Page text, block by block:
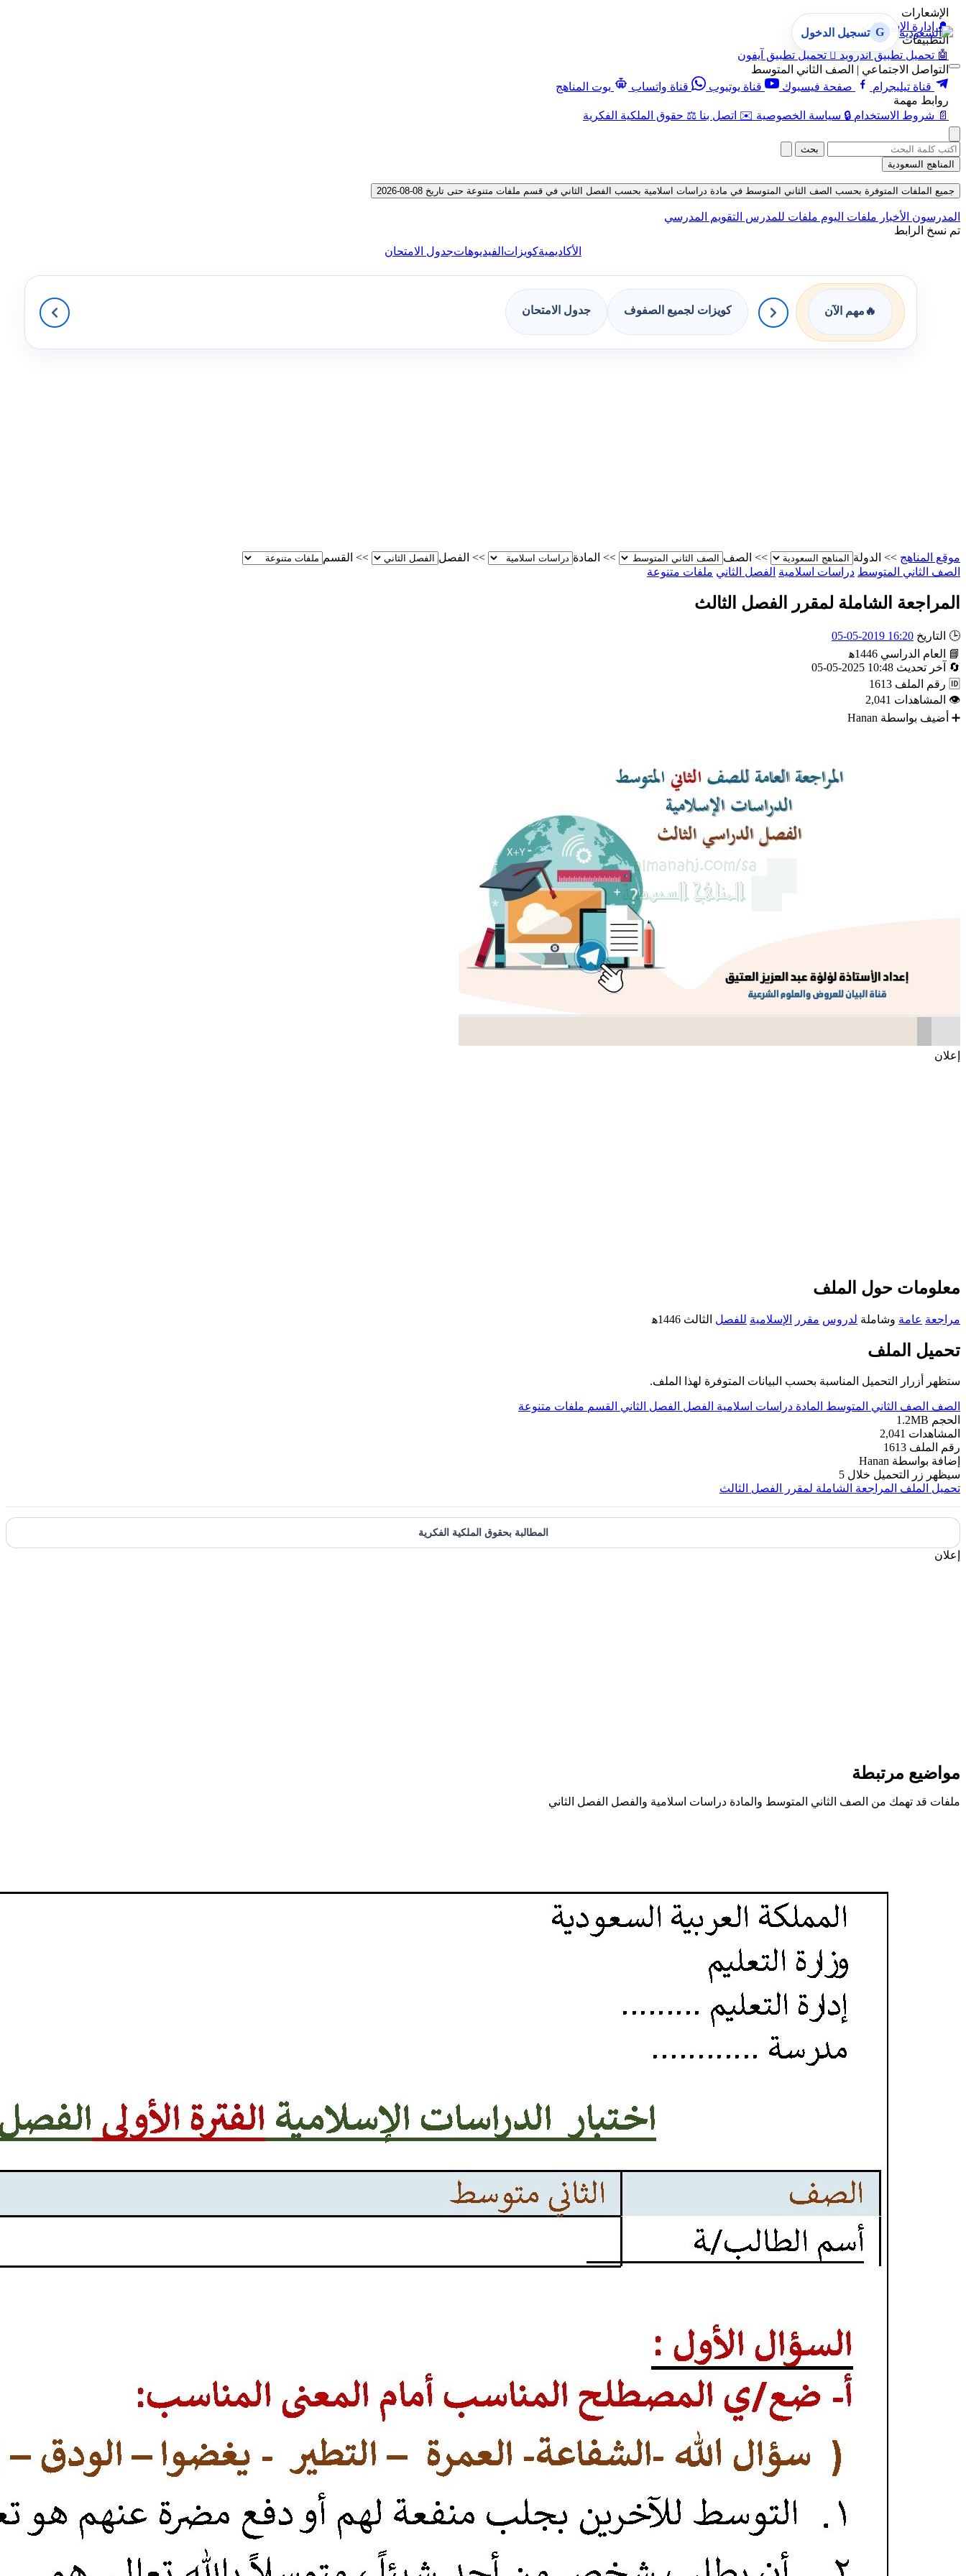
الإشعارات
🔔 إدارة الإشعارات
التطبيقات
🤖 تحميل تطبيق أندرويد  تحميل تطبيق آيفون
التواصل الاجتماعي | الصف الثاني المتوسط
قناة تيليجرام
صفحة فيسبوك قناة يوتيوب قناة واتساب
بوت المناهج
روابط مهمة
📄 شروط الاستخدام 🔒 سياسة الخصوصية ✉️ اتصل بنا ⚖️ حقوق الملكية الفكرية
G تسجيل الدخول
بحث
المناهج السعودية
جميع الملفات المتوفرة بحسب الصف الثاني المتوسط في مادة دراسات اسلامية بحسب الفصل الثاني في قسم ملفات متنوعة حتى تاريخ 08-08-2026
المدرسون الأخبار ملفات اليوم ملفات للمدرس التقويم المدرسي
تم نسخ الرابط
الأكاديميةكويزات الفيديوهاتجدول الامتحان
🔥 مهم الآن كويزات لجميع الصفوف جدول الامتحان
موقع المناهج >> الدولة >> الصف >> المادة >> الفصل >> القسم
الصف الثاني المتوسط دراسات اسلامية الفصل الثاني ملفات متنوعة
المراجعة الشاملة لمقرر الفصل الثالث
🕒 التاريخ 16:20 2019-05-05
📘
العام الدراسي 1446ه‍
🔄
آخر تحديث 10:48 2025-05-05
🆔 رقم الملف 1613
👁 المشاهدات 2,041
➕ أضيف بواسطة Hanan
إعلان
معلومات حول الملف
مراجعة عامة وشاملة لدروس مقرر الإسلامية للفصل الثالث 1446ه‍
تحميل الملف
ستظهر أزرار التحميل المناسبة بحسب البيانات المتوفرة لهذا الملف.
الصف الصف الثاني المتوسط المادة دراسات اسلامية الفصل الفصل الثاني القسم ملفات متنوعة
الحجم 1.2MB
المشاهدات 2,041
رقم الملف 1613
إضافة بواسطة Hanan
سيظهر زر التحميل خلال 5
تحميل الملف المراجعة الشاملة لمقرر الفصل الثالث
المطالبة بحقوق الملكية الفكرية
إعلان
مواضيع مرتبطة
ملفات قد تهمك من الصف الثاني المتوسط والمادة دراسات اسلامية والفصل الفصل الثاني